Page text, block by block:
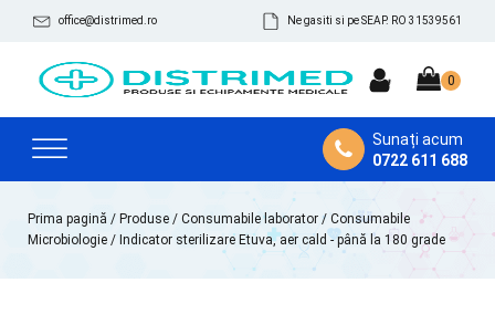
office@distrimed.ro Ne gasiti si pe SEAP. RO 31539561
Sunați acum
0722 611 688
Prima pagină / Produse / Consumabile laborator / Consumabile
Microbiologie / Indicator sterilizare Etuva, aer cald - până la 180 grade